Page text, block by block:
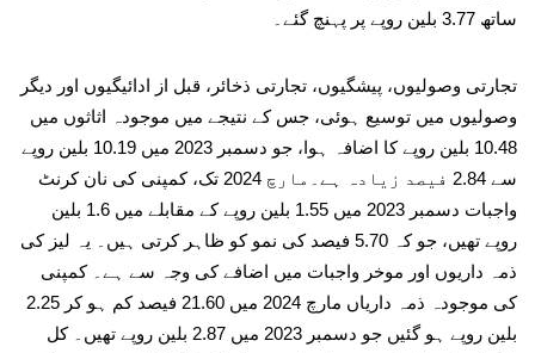
ساتھ 3.77 بلین روپے پر پہنچ گئے۔
تجارتی وصولیوں، پیشگیوں، تجارتی ذخائر، قبل از ادائیگیوں اور دیگر
وصولیوں میں توسیع ہوئی، جس کے نتیجے میں موجودہ اثاثوں میں
10.48 بلین روپے کا اضافہ ہوا، جو دسمبر 2023 میں 10.19 بلین روپے
سے 2.84 فیصد زیادہ ہے۔مارچ 2024 تک، کمپنی کی نان کرنٹ
واجبات دسمبر 2023 میں 1.55 بلین روپے کے مقابلے میں 1.6 بلین
روپے تھیں، جو کہ 5.70 فیصد کی نمو کو ظاہر کرتی ہیں۔ یہ لیز کی
ذمہ داریوں اور موخر واجبات میں اضافے کی وجہ سے ہے۔ کمپنی
کی موجودہ ذمہ داریاں مارچ 2024 میں 21.60 فیصد کم ہو کر 2.25
بلین روپے ہو گئیں جو دسمبر 2023 میں 2.87 بلین روپے تھیں۔ کل